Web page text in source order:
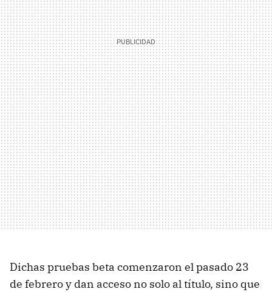
Dichas pruebas beta comenzaron el pasado 23
de febrero y dan acceso no solo al título, sino que